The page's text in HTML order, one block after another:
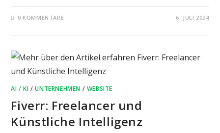
0 KOMMENTARE 6. JULI 2024
AI / KI /UNTERNEHMEN / WEBSITE
Fiverr: Freelancer und
Künstliche Intelligenz